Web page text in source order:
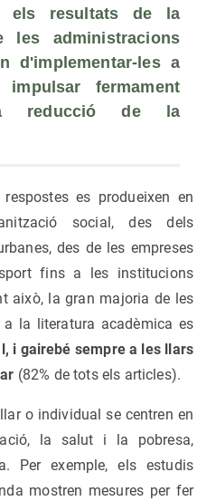
els resultats de la
les administracions
d'implementar-les a
fermament
reducció de la
es produeixen en
social, des dels
des de les empreses
fins a les institucions
això, la gran majoria de les
a la literatura acadèmica es
i gairebé sempre a les llars
(82% de tots els articles).
o individual se centren en
la salut i la pobresa,
Per exemple, els estudis
mostren mesures per fer